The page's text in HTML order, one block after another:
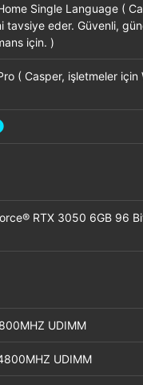
Single Language (
tavsiye eder. Güvenli,
için. )
( Casper, işletmeler için
RTX 3050 6GB 96
UDIMM
UDIMM